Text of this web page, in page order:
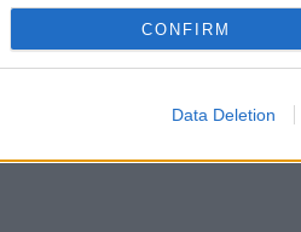
CONFIRM
Data Deletion
për pak rrëzohet gjatë ngjitjes: 50 000
persona ndjekin LIVE dramën